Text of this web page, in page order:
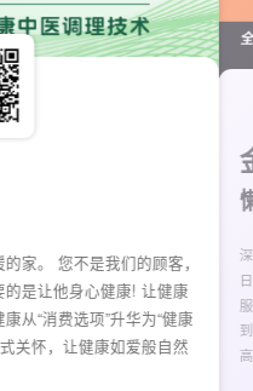
家。 您不是我们的顾客，
是让他身心健康! 让健康
从“消费选项”升华为“健康
关怀，让健康如爱般自然